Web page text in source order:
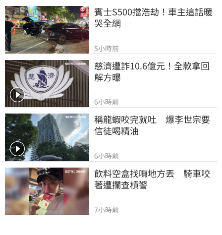
賓士S500擋浩劫！車主這話暖
哭全網
5小時前
慈濟遭詐10.6億元！全款拿回
解方曝
6小時前
稱龍蝦咬完就吐　爆李世宗要
信徒喝精油
6小時前
飲料空盒找嘸地方丟　騎車咬
著遭攔查槓警
7小時前